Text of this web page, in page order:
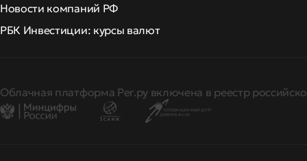
Новости компаний РФ
РБК Инвестиции: курсы валют
Облачная платформа Рег.ру включена в реестр